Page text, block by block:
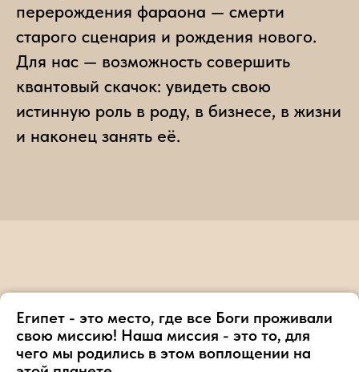
перерождения фараона — смерти
старого сценария и рождения нового.
Для нас — возможность совершить
квантовый скачок: увидеть свою
истинную роль в роду, в бизнесе, в жизни
и наконец занять её.
Египет - это место, где все Боги проживали
свою миссию! Наша миссия - это то, для
чего мы родились в этом воплощении на